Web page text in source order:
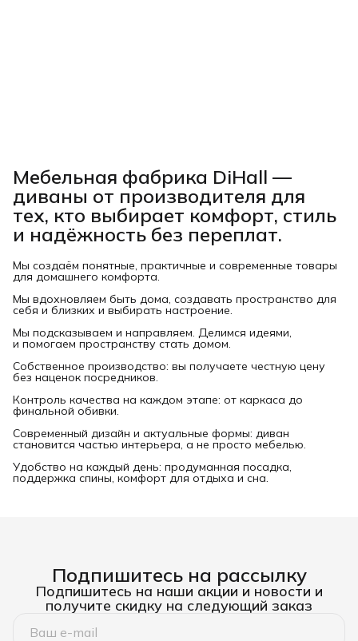
Мебельная фабрика DiHall —
диваны от производителя для
тех, кто выбирает комфорт, стиль
и надёжность без переплат.
Мы создаём понятные, практичные и современные товары
для домашнего комфорта.
Мы вдохновляем быть дома, создавать пространство для
себя и близких и выбирать настроение.
Мы подсказываем и направляем. Делимся идеями,
и помогаем пространству стать домом.
Собственное производство: вы получаете честную цену
без наценок посредников.
Контроль качества на каждом этапе: от каркаса до
финальной обивки.
Современный дизайн и актуальные формы: диван
становится частью интерьера, а не просто мебелью.
Удобство на каждый день: продуманная посадка,
поддержка спины, комфорт для отдыха и сна.
Подпишитесь на рассылку
Подпишитесь на наши акции и новости и
получите скидку на следующий заказ